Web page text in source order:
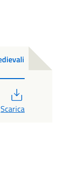
Scarica